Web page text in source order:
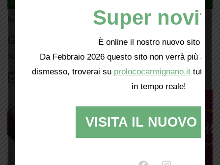
Iscriviti
Giorno per giorno a Carmignano
Scopri tutti gli eventiqui
Bacheca
Super
È online il nostro nuovo sito web!
Da Febbraio 2026 questo sito non verrà più
dismesso, troverai su prolococarmignano.it tutti i
in tempo reale!
VISITA IL NUOVO